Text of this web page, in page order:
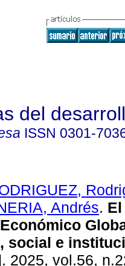
del
ISSN 0301-
Andrés.
social e
2025, vol.56,